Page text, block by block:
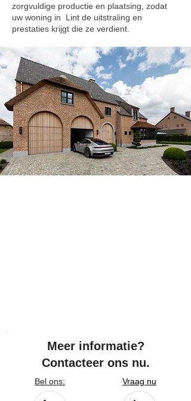
zorgvuldige productie en plaatsing, zodat
uw woning in Lint de uitstraling en
prestaties krijgt die ze verdient.
Meer informatie?
Contacteer ons nu.
Bel ons: Vraag nu